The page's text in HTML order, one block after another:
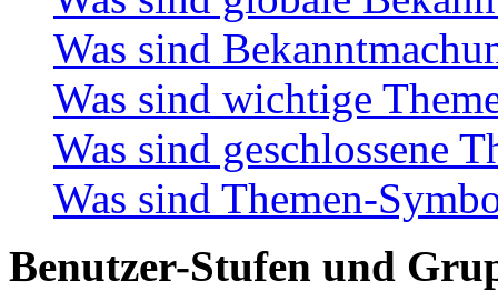
Was sind
Was sind wichtige
Was sind geschlossene
Was sind Themen-
Benutzer-Stufen und